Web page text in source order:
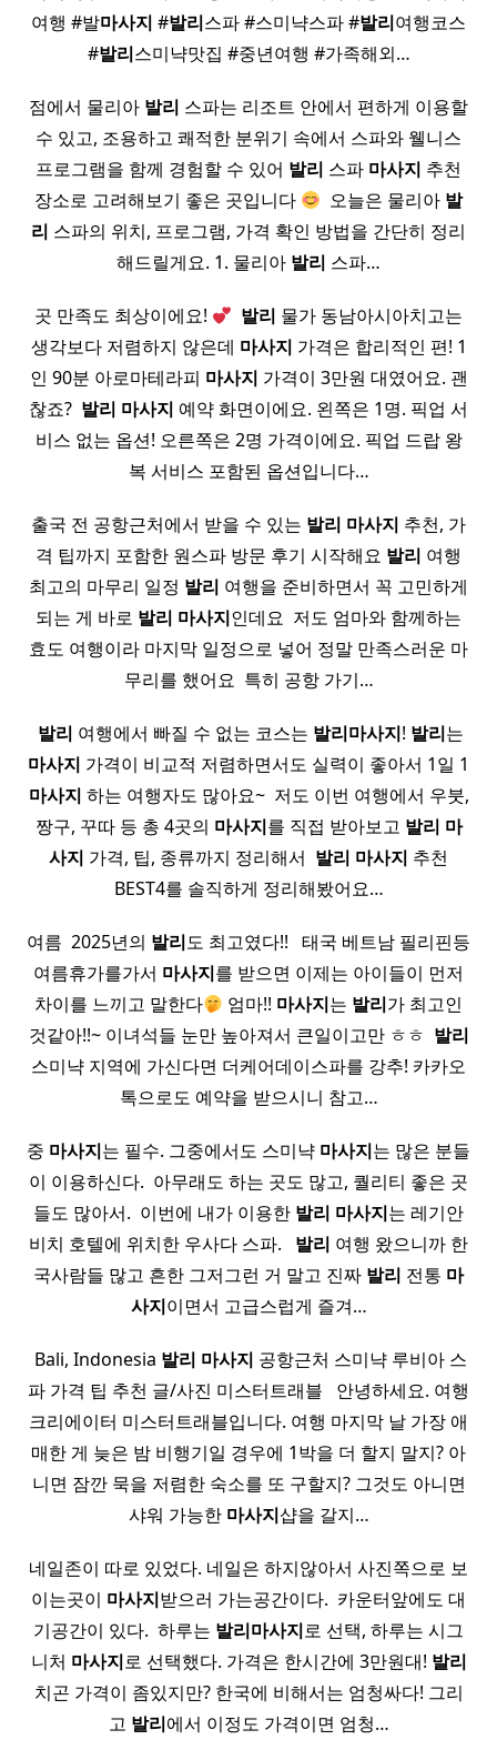
여행 #발마사지 #발리스파 #스미냑스파 #발리여행코스
#발리스미냑맛집 #중년여행 #가족해외…
점에서 물리아 발리 스파는 리조트 안에서 편하게 이용할
수 있고, 조용하고 쾌적한 분위기 속에서 스파와 웰니스
프로그램을 함께 경험할 수 있어 발리 스파 마사지 추천
장소로 고려해보기 좋은 곳입니다
​ 오늘은 물리아 발
리 스파의 위치, 프로그램, 가격 확인 방법을 간단히 정리
해드릴게요. 1. 물리아 발리 스파…
곳 만족도 최상이에요! 발리 물가 동남아시아치고는
생각보다 저렴하지 않은데 마사지 가격은 합리적인 편! 1
인 90분 아로마테라피 마사지 가격이 3만원 대였어요. 괜
찮죠? ​ 발리 마사지 예약 화면이에요. 왼쪽은 1명. 픽업 서
비스 없는 옵션! 오른쪽은 2명 가격이에요. 픽업 드랍 왕
복 서비스 포함된 옵션입니다…
출국 전 공항근처에서 받을 수 있는 발리 마사지 추천, 가
격 팁까지 포함한 원스파 방문 후기 시작해요 발리 여행
최고의 마무리 일정 발리 여행을 준비하면서 꼭 고민하게
되는 게 바로 발리 마사지인데요 ​ 저도 엄마와 함께하는
효도 여행이라 마지막 일정으로 넣어 정말 만족스러운 마
무리를 했어요 ​ 특히 공항 가기…
발리 여행에서 빠질 수 없는 코스는 발리마사지! 발리는
마사지 가격이 비교적 저렴하면서도 실력이 좋아서 1일 1
마사지 하는 여행자도 많아요~ ​ 저도 이번 여행에서 우붓,
짱구, 꾸따 등 총 4곳의 마사지를 직접 받아보고 발리 마
사지 가격, 팁, 종류까지 정리해서 ​ 발리 마사지 추천
BEST4를 솔직하게 정리해봤어요…
여름 ​ 2025년의 발리도 최고였다!! ​ ​ 태국 베트남 필리핀등
여름휴가를가서 마사지를 받으면 이제는 아이들이 먼저
차이를 느끼고 말한다
엄마!! 마사지는 발리가 최고인
것같아!!~ 이녀석들 눈만 높아져서 큰일이고만 ㅎㅎ ​ 발리
스미냑 지역에 가신다면 더케어데이스파를 강추! 카카오
톡으로도 예약을 받으시니 참고…
중 마사지는 필수. 그중에서도 스미냑 마사지는 많은 분들
이 이용하신다. ​ 아무래도 하는 곳도 많고, 퀄리티 좋은 곳
들도 많아서. ​ 이번에 내가 이용한 발리 마사지는 레기안
비치 호텔에 위치한 우사다 스파. ​ ​ 발리 여행 왔으니까 한
국사람들 많고 흔한 그저그런 거 말고 진짜 발리 전통 마
사지이면서 고급스럽게 즐겨…
​ Bali, Indonesia 발리 마사지 공항근처 스미냑 루비아 스
파 가격 팁 추천 글/사진 미스터트래블 ​ ​ 안녕하세요. 여행
크리에이터 미스터트래블입니다. 여행 마지막 날 가장 애
매한 게 늦은 밤 비행기일 경우에 1박을 더 할지 말지? 아
니면 잠깐 묵을 저렴한 숙소를 또 구할지? 그것도 아니면
샤워 가능한 마사지샵을 갈지…
네일존이 따로 있었다. 네일은 하지않아서 사진쪽으로 보
이는곳이 마사지받으러 가는공간이다. ​ 카운터앞에도 대
기공간이 있다. ​ 하루는 발리마사지로 선택, 하루는 시그
니처 마사지로 선택했다. 가격은 한시간에 3만원대! 발리
치곤 가격이 좀있지만? 한국에 비해서는 엄청싸다! 그리
고 발리에서 이정도 가격이면 엄청…